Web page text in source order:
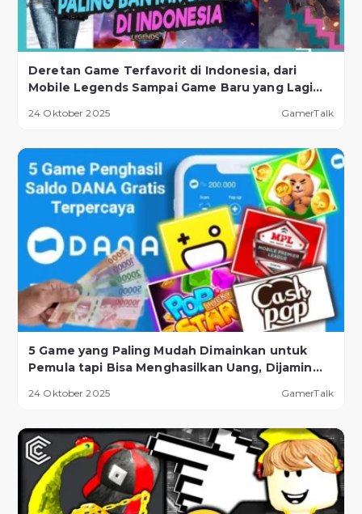
Deretan Game Terfavorit di Indonesia, dari
Mobile Legends Sampai Game Baru yang Lagi
24 Oktober 2025 GamerTalk
5 Game yang Paling Mudah Dimainkan untuk
Pemula tapi Bisa Menghasilkan Uang, Dijamin
24 Oktober 2025 GamerTalk